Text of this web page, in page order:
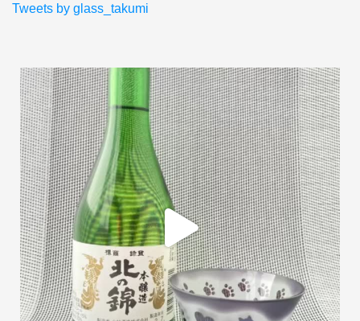
Tweets by glass_takumi